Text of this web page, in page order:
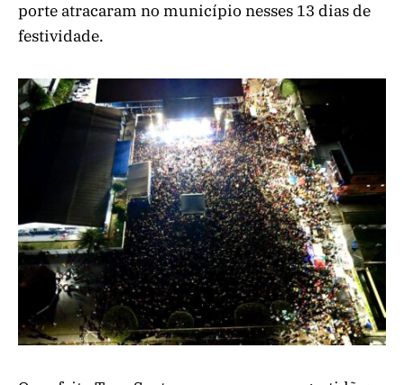
porte atracaram no município nesses 13 dias de
festividade.